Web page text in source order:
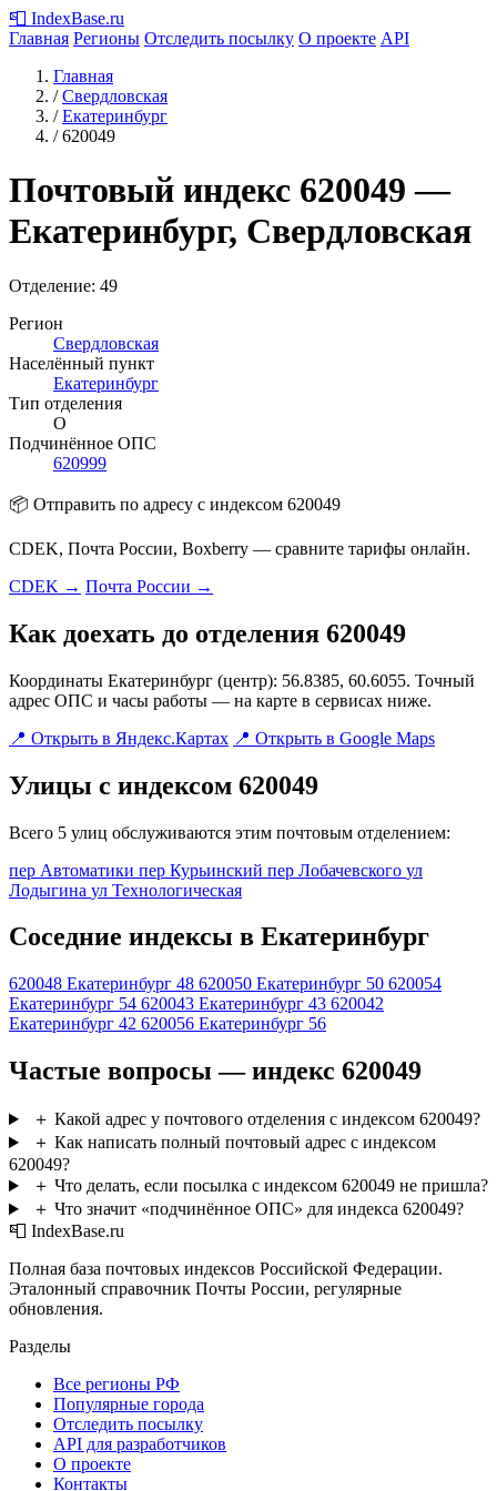
📮 IndexBase.ru
Главная Регионы Отследить посылку О проекте API
Главная
/ Свердловская
/ Екатеринбург
/ 620049
Почтовый индекс 620049 —
Екатеринбург, Свердловская
Отделение: 49
Регион
Свердловская
Населённый пункт
Екатеринбург
Тип отделения
О
Подчинённое ОПС
620999
📦 Отправить по адресу с индексом 620049
CDEK, Почта России, Boxberry — сравните тарифы онлайн.
CDEK → Почта России →
Как доехать до отделения 620049
Координаты Екатеринбург (центр): 56.8385, 60.6055. Точный
адрес ОПС и часы работы — на карте в сервисах ниже.
📍 Открыть в Яндекс.Картах 📍 Открыть в Google Maps
Улицы с индексом 620049
Всего 5 улиц обслуживаются этим почтовым отделением:
пер Автоматики пер Курьинский пер Лобачевского ул
Лодыгина ул Технологическая
Соседние индексы в Екатеринбург
620048 Екатеринбург 48 620050 Екатеринбург 50 620054
Екатеринбург 54 620043 Екатеринбург 43 620042
Екатеринбург 42 620056 Екатеринбург 56
Частые вопросы — индекс 620049
＋ Какой адрес у почтового отделения с индексом 620049?
＋ Как написать полный почтовый адрес с индексом
620049?
＋ Что делать, если посылка с индексом 620049 не пришла?
＋ Что значит «подчинённое ОПС» для индекса 620049?
📮 IndexBase.ru
Полная база почтовых индексов Российской Федерации.
Эталонный справочник Почты России, регулярные
обновления.
Разделы
Все регионы РФ
Популярные города
Отследить посылку
API для разработчиков
О проекте
Контакты